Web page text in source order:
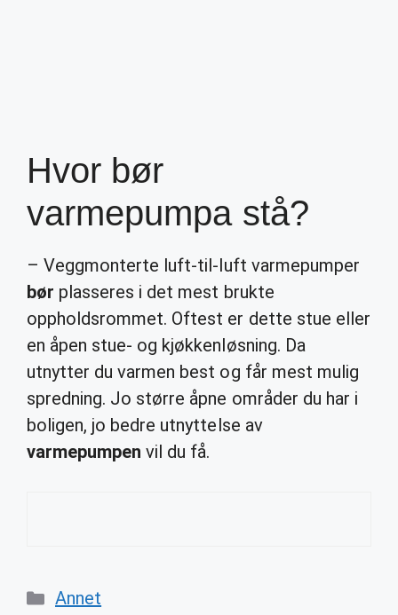
Hvor bør
varmepumpa stå?
– Veggmonterte luft-til-luft varmepumper
bør plasseres i det mest brukte
oppholdsrommet. Oftest er dette stue eller
en åpen stue- og kjøkkenløsning. Da
utnytter du varmen best og får mest mulig
spredning. Jo større åpne områder du har i
boligen, jo bedre utnyttelse av
varmepumpen vil du få.
Categories
Annet